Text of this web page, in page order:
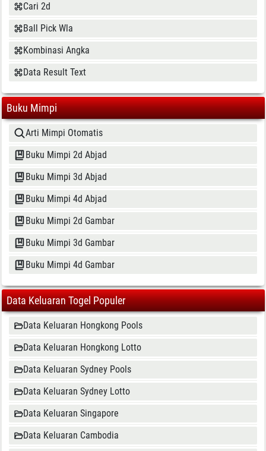
Cari 2d
Ball Pick Wla
Kombinasi Angka
Data Result Text
Buku Mimpi
Arti Mimpi Otomatis
Buku Mimpi 2d Abjad
Buku Mimpi 3d Abjad
Buku Mimpi 4d Abjad
Buku Mimpi 2d Gambar
Buku Mimpi 3d Gambar
Buku Mimpi 4d Gambar
Data Keluaran Togel Populer
Data Keluaran Hongkong Pools
Data Keluaran Hongkong Lotto
Data Keluaran Sydney Pools
Data Keluaran Sydney Lotto
Data Keluaran Singapore
Data Keluaran Cambodia